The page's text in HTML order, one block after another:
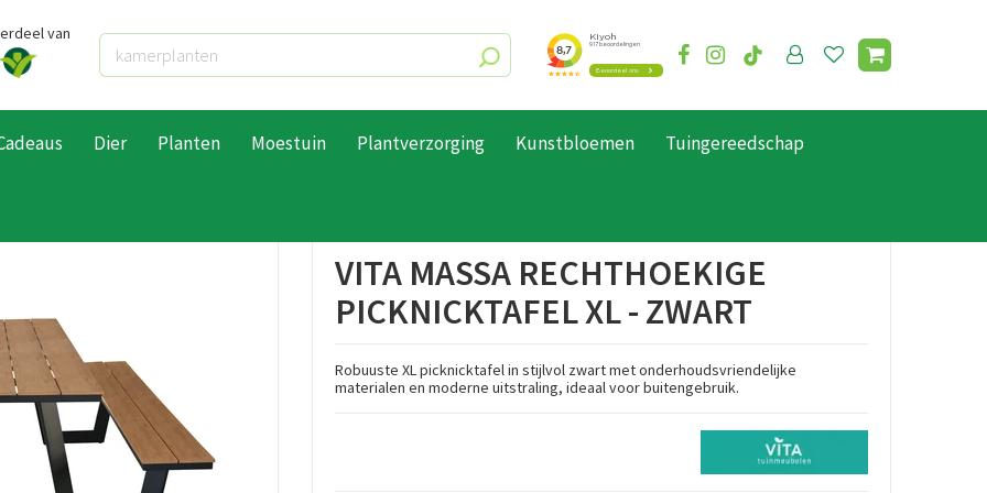
van
Dier Planten Moestuin Plantverzorging Kunstbloemen Tuingereedschap
VITA MASSA RECHTHOEKIGE
PICKNICKTAFEL XL - ZWART
Robuuste XL picknicktafel in stijlvol zwart met onderhoudsvriendelijke
materialen en moderne uitstraling, ideaal voor buitengebruik.